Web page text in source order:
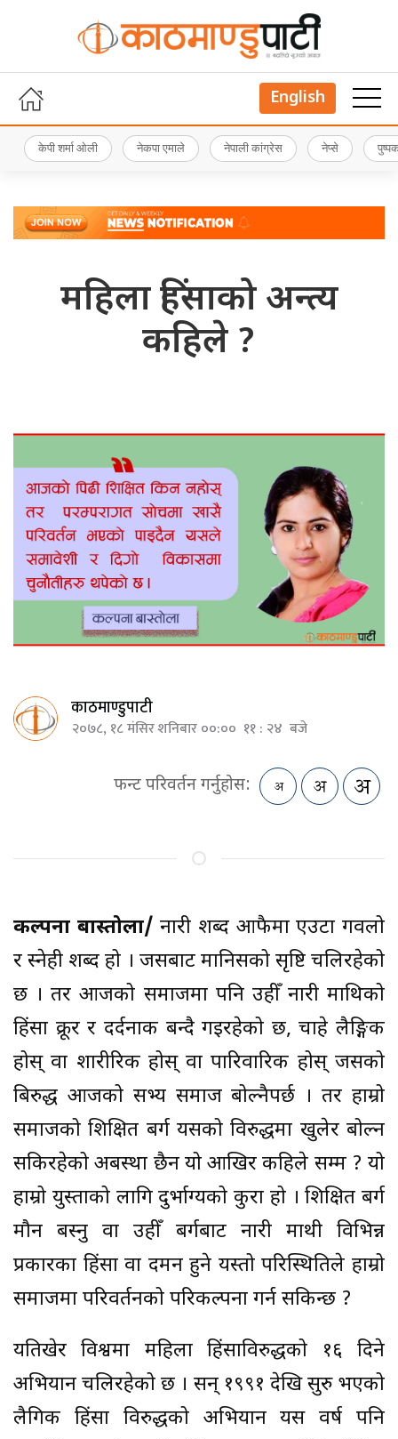
English
केपी शर्मा ओली नेकपा एमाले नेपाली कांग्रेस नेप्से
महिला हिंसाको अन्त्य
कहिले ?
काठमाण्डुपाटी
२०७८, १८ मंसिर शनिबार ००:०० ११ : २४ बजे
फन्ट परिवर्तन गर्नुहोस:
कल्पना बास्तोला/ नारी शब्द आफैमा एउटा गर्विलो
र स्नेही शब्द हो । जसबाट मानिसको सृष्टि चलिरहेको
छ । तर आजको समाजमा पनि उहीँ नारी माथिको
हिंसा क्रूर र दर्दनाक बन्दै गइरहेको छ, चाहे लैङ्गिक
होस् वा शारीरिक होस् वा पारिवारिक होस् जसको
बिरुद्ध आजको सभ्य समाज बोल्नैपर्छ । तर हाम्रो
समाजको शिक्षित बर्ग यसको विरुद्धमा खुलेर बोल्न
सकिरहेको अबस्था छैन यो आखिर कहिले सम्म ? यो
हाम्रो युस्ताको लागि दुर्भाग्यको कुरा हो । शिक्षित बर्ग
मौन बस्नु वा उहीँ बर्गबाट नारी माथी विभिन्न
प्रकारका हिंसा वा दमन हुने यस्तो परिस्थितिले हाम्रो
समाजमा परिवर्तनको परिकल्पना गर्न सकिन्छ ?
यतिखेर विश्वमा महिला हिंसाविरुद्धको १६ दिने
अभियान चलिरहेको छ । सन् १९९१ देखि सुरु भएको
लैगिक हिंसा विरुद्धको अभियान यस वर्ष पनि